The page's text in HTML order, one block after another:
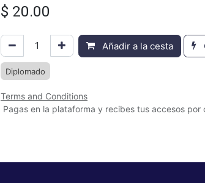
$ 20.00
Añadir a la cesta
Diplomado
Terms and Conditions
Pagas en la plataforma y recibes tus accesos por